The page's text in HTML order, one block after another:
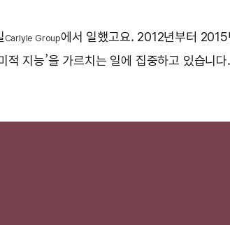
Carlyle Group에서 일했고요. 2012년부터
적 지능’을 가르치는 일에 집중하고 있습니다.